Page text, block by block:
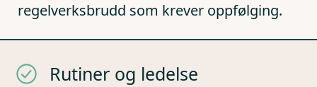
regelverksbrudd som krever oppfølging.
Rutiner og ledelse